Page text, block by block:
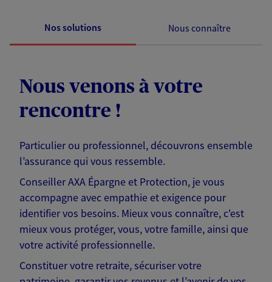
Nos solutions Nous connaître
Nous venons à votre
rencontre !
Particulier ou professionnel, découvrons ensemble
l’assurance qui vous ressemble.
Conseiller AXA Épargne et Protection, je vous
accompagne avec empathie et exigence pour
identifier vos besoins. Mieux vous connaître, c'est
mieux vous protéger, vous, votre famille, ainsi que
votre activité professionnelle.
Constituer votre retraite, sécuriser votre